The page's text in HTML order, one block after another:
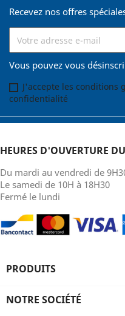
Recevez nos offres
Vous pouvez vous
J'accepte les conditions
confidentialité
HEURES D'OUVERTURE
Du mardi au vendredi de
Le samedi de 10H à 18H30
Fermé le lundi
PRODUITS
NOTRE SOCIÉTÉ